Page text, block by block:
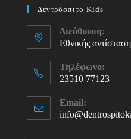
Δεντρόσπιτο Kids
Διεύθυνση:
Εθνικής
Τηλέφωνο:
23510 77123
in
your
Email: